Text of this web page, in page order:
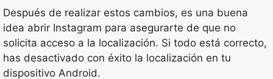
Después de realizar estos cambios, es una buena
idea abrir Instagram para asegurarte de que no
solicita acceso a la localización. Si todo está correcto,
has desactivado con éxito la localización en tu
dispositivo Android.